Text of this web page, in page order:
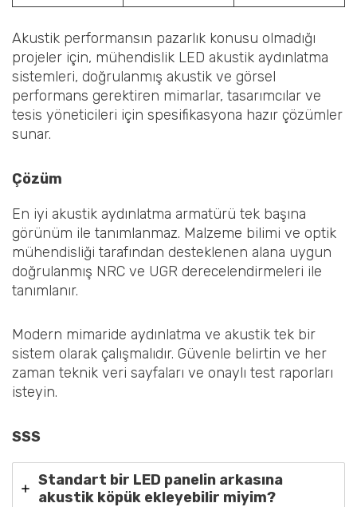
Akustik performansın pazarlık konusu olmadığı
projeler için, mühendislik LED akustik aydınlatma
sistemleri, doğrulanmış akustik ve görsel
performans gerektiren mimarlar, tasarımcılar ve
tesis yöneticileri için spesifikasyona hazır çözümler
sunar.
Çözüm
En iyi akustik aydınlatma armatürü tek başına
görünüm ile tanımlanmaz. Malzeme bilimi ve optik
mühendisliği tarafından desteklenen alana uygun
doğrulanmış NRC ve UGR derecelendirmeleri ile
tanımlanır.
Modern mimaride aydınlatma ve akustik tek bir
sistem olarak çalışmalıdır. Güvenle belirtin ve her
zaman teknik veri sayfaları ve onaylı test raporları
isteyin.
SSS
Standart bir LED panelin arkasına
akustik köpük ekleyebilir miyim?